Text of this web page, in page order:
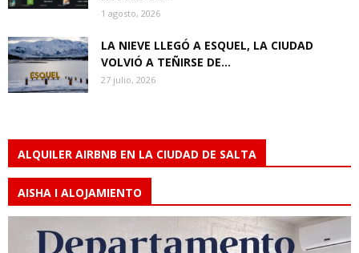
1 agosto, 2026
LA NIEVE LLEGÓ A ESQUEL, LA CIUDAD
VOLVIÓ A TEÑIRSE DE...
27 julio, 2026
ALQUILER AIRBNB EN LA CIUDAD DE SALTA
AISHA I ALOJAMIENTO